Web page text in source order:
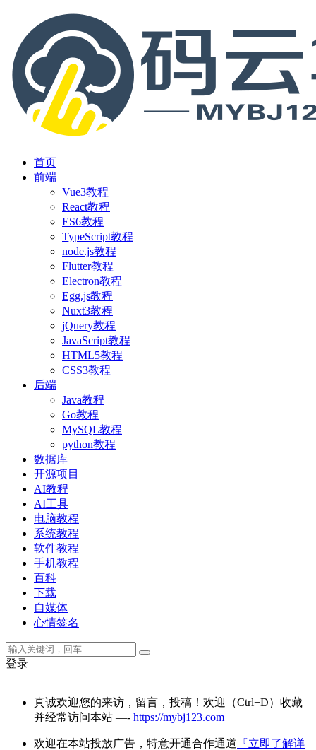
首页
前端
Vue3教程
React教程
ES6教程
TypeScript教程
node.js教程
Flutter教程
Electron教程
Egg.js教程
Nuxt3教程
jQuery教程
JavaScript教程
HTML5教程
CSS3教程
后端
Java教程
Go教程
MySQL教程
python教程
数据库
开源项目
AI教程
AI工具
电脑教程
系统教程
软件教程
手机教程
百科
下载
自媒体
心情签名
登录
真诚欢迎您的来访，留言，投稿！欢迎（Ctrl+D）收藏
并经常访问本站 —- https://mybj123.com
欢迎在本站投放广告，特意开通合作通道 『立即了解详